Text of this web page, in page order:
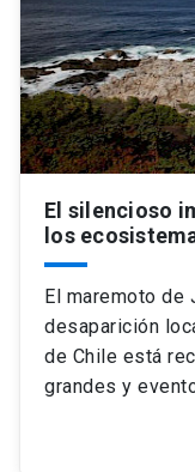
Universidad
Información para
Futuros estudiantes
Académicos
Personal
Alumni
Go to english site
Admisión launch
Mi Cuenta UC launch
Correo UC
Mi Portal UC launch
El silencioso
los
El maremoto de
desaparición
de Chile está
grandes y